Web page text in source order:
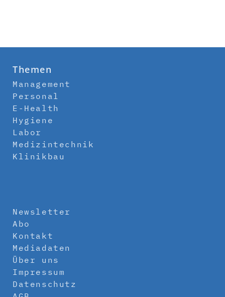
Themen
Management
Personal
E-Health
Hygiene
Labor
Medizintechnik
Klinikbau
Newsletter
Abo
Kontakt
Mediadaten
Über uns
Impressum
Datenschutz